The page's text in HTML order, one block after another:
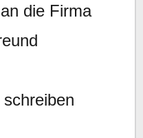
die Firma